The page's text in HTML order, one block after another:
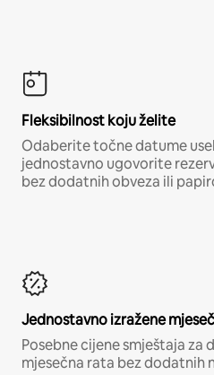
Fleksibilnost koju želite
Odaberite točne datume
jednostavno ugovorite
bez dodatnih obveza ili
Jednostavno izražene
Posebne cijene smještaja za
mjesečna rata bez dodatnih